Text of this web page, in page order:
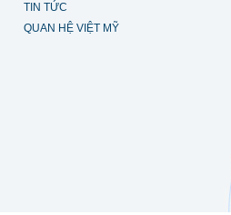
TIN TỨC
QUAN HỆ VIỆT MỸ